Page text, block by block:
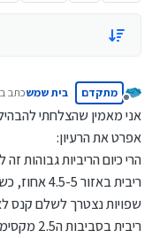
מנותק
מתקדם בית שמשכתב ב
נערך
אני מאמין שהצלחתי
אפרט את הרעיון:
הרי כיום הריביות גבוהות
ריבית
שפויות נצטרך לשלם קנס